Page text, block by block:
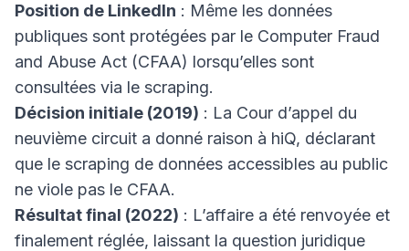
Position de LinkedIn : Même les données
publiques sont protégées par le Computer Fraud
and Abuse Act (CFAA) lorsqu’elles sont
consultées via le scraping.
Décision initiale (2019) : La Cour d’appel du
neuvième circuit a donné raison à hiQ, déclarant
que le scraping de données accessibles au public
ne viole pas le CFAA.
Résultat final (2022) : L’affaire a été renvoyée et
finalement réglée, laissant la question juridique